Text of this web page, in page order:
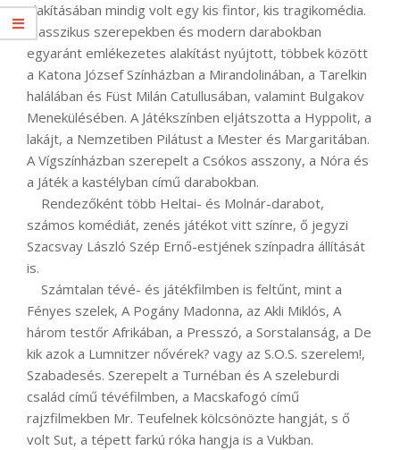
alakításában mindig volt egy kis fintor, kis tragikomédia.
Klasszikus szerepekben és modern darabokban
egyaránt emlékezetes alakítást nyújtott, többek között
a Katona József Színházban a Mirandolinában, a Tarelkin
halálában és Füst Milán Catullusában, valamint Bulgakov
Menekülésében. A Játékszínben eljátszotta a Hyppolit, a
lakájt, a Nemzetiben Pilátust a Mester és Margaritában.
A Vígszínházban szerepelt a Csókos asszony, a Nóra és
a Játék a kastélyban című darabokban.
Rendezőként több Heltai- és Molnár-darabot,
számos komédiát, zenés játékot vitt színre, ő jegyzi
Szacsvay László Szép Ernő-estjének színpadra állítását
is.
Számtalan tévé- és játékfilmben is feltűnt, mint a
Fényes szelek, A Pogány Madonna, az Akli Miklós, A
három testőr Afrikában, a Presszó, a Sorstalanság, a De
kik azok a Lumnitzer nővérek? vagy az S.O.S. szerelem!,
Szabadesés. Szerepelt a Turnéban és A szeleburdi
család című tévéfilmben, a Macskafogó című
rajzfilmekben Mr. Teufelnek kölcsönözte hangját, s ő
volt Sut, a tépett farkú róka hangja is a Vukban.